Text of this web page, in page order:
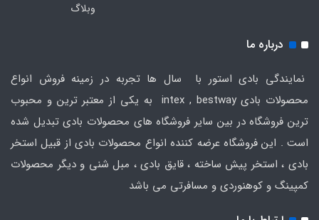
وبلاگ
درباره ما
نمایندگی بادی استور با سال ها تجربه در زمینه فروش انواع
محصولات بادی intex , bestway به یکی از معتبر ترین و محبوب
ترین فروشگاه در بین سایر فروشگاه های محصولات بادی تبدیل شده
است . این فروشگاه عرضه کننده انواع محصولات بادی از قبیل استخر
بادی ، استخر پیش ساخته ، قایق بادی ، مبل شنی و دیگر محصولات
کمپینگ و کوهنوردی و مسافرتی می باشد